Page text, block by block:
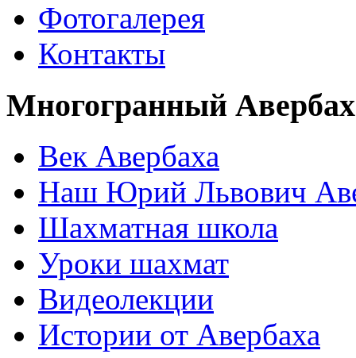
Фотогалерея
Контакты
Многогранный Авербах
Век Авербаха
Наш Юрий Львович
Шахматная школа
Уроки шахмат
Видеолекции
Истории от Авербаха